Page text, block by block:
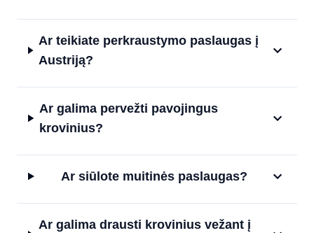
Ar teikiate perkraustymo paslaugas į
Austriją?
Ar galima pervežti pavojingus
krovinius?
Ar siūlote muitinės paslaugas?
Ar galima drausti krovinius vežant į